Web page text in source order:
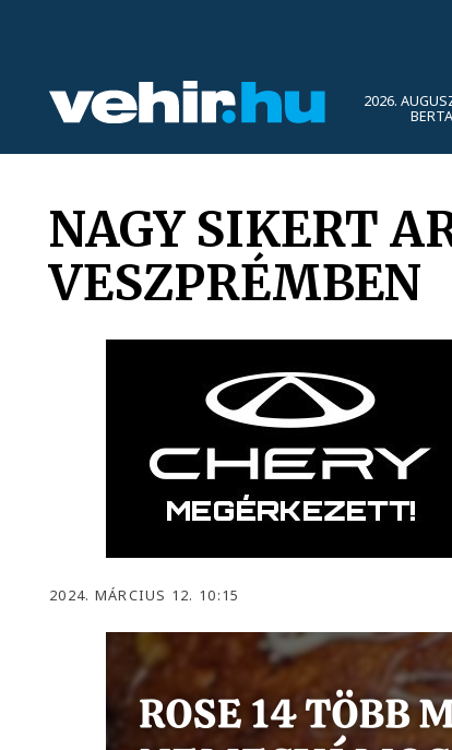
2026.
BERTA
NAGY SIKERT
VESZPRÉMBEN
2024. MÁRCIUS 12. 10:15